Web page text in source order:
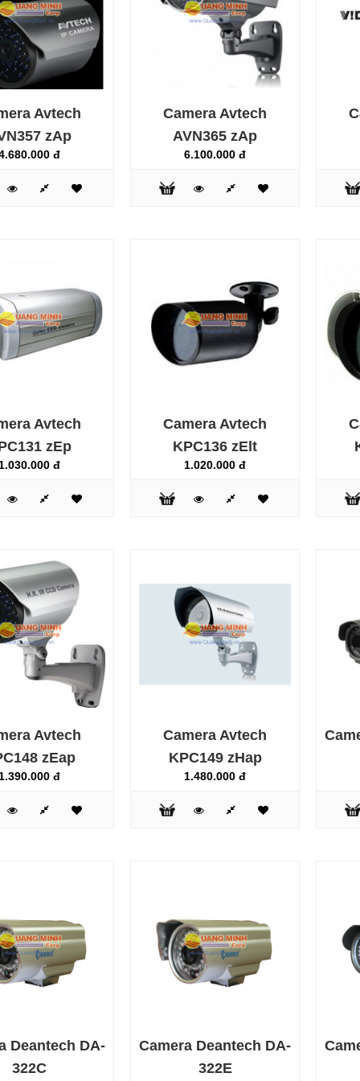
Camera Avtech AVM217 z
2.950.000 đ
3.550.000 đ
Camera Avtech AVM457
4.950.000 đ
Camera Avtech AVM565
1.970.000 đ
Avtech
zAp
đ
Camera Avtech
AVN365 zAp
6.100.000 đ
Avtech
zEp
đ
Camera Avtech
KPC136 zElt
1.020.000 đ
Avtech
zEap
đ
Camera Avtech
KPC149 zHap
1.480.000 đ
Deantech DA-
322C
Camera Deantech DA-
322E